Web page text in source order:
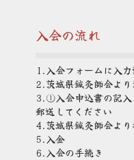
入会の流れ
1.入会フォームに入
2.茨城県鍼灸師会よ
3.①入会申込書の記入
郵送してください
4.茨城県鍼灸師会よ
5.入金
6.入会の手続き